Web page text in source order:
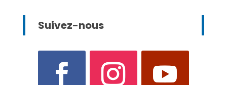
Suivez-nous